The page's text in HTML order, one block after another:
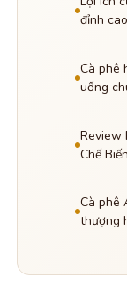
đỉnh
Cà phê
uống
Review
Chế
Cà phê
thượng